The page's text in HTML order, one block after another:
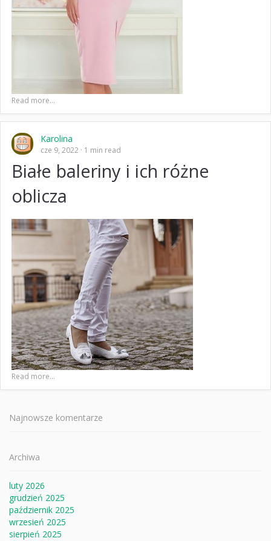
Read more...
Karolina
cze 9, 2022 1 min read
Białe baleriny i ich różne
oblicza
Read more...
Najnowsze komentarze
Archiwa
luty 2026
grudzień 2025
październik 2025
wrzesień 2025
sierpień 2025